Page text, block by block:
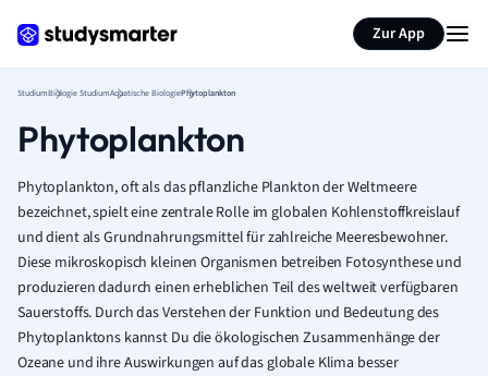
Zur App
StudiumBiologie StudiumAquatische BiologiePhytoplankton
Phytoplankton
Phytoplankton, oft als das pflanzliche Plankton der Weltmeere
bezeichnet, spielt eine zentrale Rolle im globalen Kohlenstoffkreislauf
und dient als Grundnahrungsmittel für zahlreiche Meeresbewohner.
Diese mikroskopisch kleinen Organismen betreiben Fotosynthese und
produzieren dadurch einen erheblichen Teil des weltweit verfügbaren
Sauerstoffs. Durch das Verstehen der Funktion und Bedeutung des
Phytoplanktons kannst Du die ökologischen Zusammenhänge der
Ozeane und ihre Auswirkungen auf das globale Klima besser